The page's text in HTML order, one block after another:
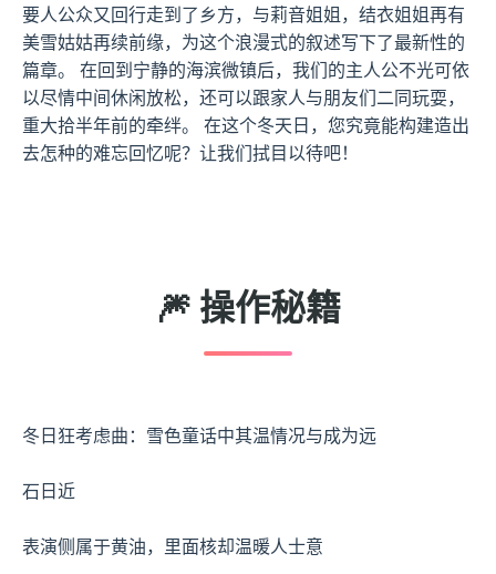
要人公众又回行走到了乡方，与莉音姐姐，结衣姐姐再有
美雪姑姑再续前缘，为这个浪漫式的叙述写下了最新性的
篇章。 在回到宁静的海滨微镇后，我们的主人公不光可依
以尽情中间休闲放松，还可以跟家人与朋友们二同玩耍，
重大拾半年前的牵绊。 在这个冬天日，您究竟能构建造出
去怎种的难忘回忆呢？让我们拭目以待吧！
🎆 操作秘籍
冬日狂考虑曲：雪色童话中其温情况与成为远
石日近
表演侧属于黄油，里面核却温暖人士意